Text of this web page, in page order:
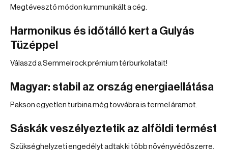
Megtévesztő módon kummunikált a cég.
Harmonikus és időtálló kert a Gulyás
Tüzéppel
Válaszd a Semmelrock prémium térburkolatait!
Magyar: stabil az ország energiaellátása
Pakson egyetlen turbina még tovvábra is termel áramot.
Sáskák veszélyeztetik az alföldi termést
Szükséghelyzeti engedélyt adtak ki több növényvédőszerre.